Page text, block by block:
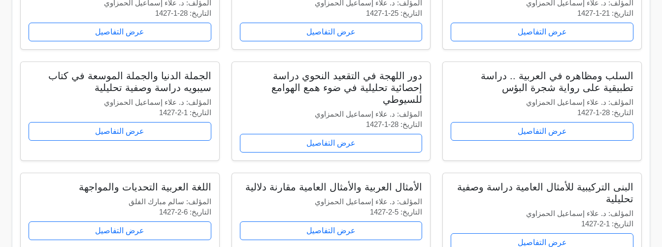
المؤلف: د. علاء إسماعيل الحمزاوي
التاريخ: 21-1-1427
عرض التفاصيل
المؤلف: د. علاء إسماعيل الحمزاوي
التاريخ: 25-1-1427
عرض التفاصيل
المؤلف: د. علاء إسماعيل الحمزاوي
التاريخ: 28-1-1427
عرض التفاصيل
السلب ومظاهره في العربية .. دراسة
تطبيقية على رواية شجرة البؤس
المؤلف: د. علاء إسماعيل الحمزاوي
التاريخ: 28-1-1427
عرض التفاصيل
دور اللهجة في التقعيد النحوي دراسة
إحصائية تحليلية في ضوء همع الهوامع
للسيوطي
المؤلف: د. علاء إسماعيل الحمزاوي
التاريخ: 28-1-1427
عرض التفاصيل
الجملة الدنيا والجملة الموسعة في كتاب
سيبويه دراسة وصفية تحليلية
المؤلف: د. علاء إسماعيل الحمزاوي
التاريخ: 1-2-1427
عرض التفاصيل
البنى التركيبية للأمثال العامية دراسة وصفية
تحليلية
المؤلف: د. علاء إسماعيل الحمزاوي
التاريخ: 1-2-1427
عرض التفاصيل
الأمثال العربية والأمثال العامية مقارنة دلالية
المؤلف: د. علاء إسماعيل الحمزاوي
التاريخ: 5-2-1427
عرض التفاصيل
اللغة العربية التحديات والمواجهة
المؤلف: سالم مبارك الفلق
التاريخ: 6-2-1427
عرض التفاصيل